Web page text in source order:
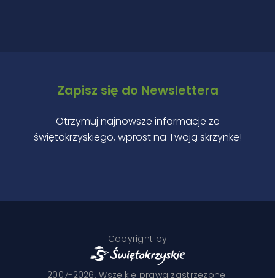
Zapisz się do Newslettera
Otrzymuj najnowsze informacje ze
świętokrzyskiego, wprost na Twoją skrzynkę!
Copyright by
2007-2026. Wszelkie prawa zastrzeżone.